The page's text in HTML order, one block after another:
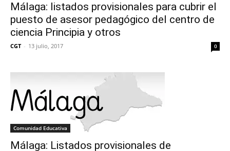
Málaga: listados provisionales para cubrir el
puesto de asesor pedagógico del centro de
ciencia Principia y otros
CGT - 13 julio, 2017 0
Comunidad Educativa
Málaga: Listados provisionales de